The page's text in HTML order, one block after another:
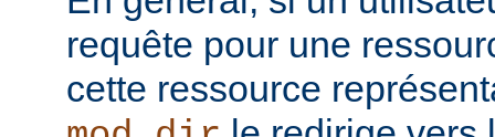
requête pour une
cette ressource